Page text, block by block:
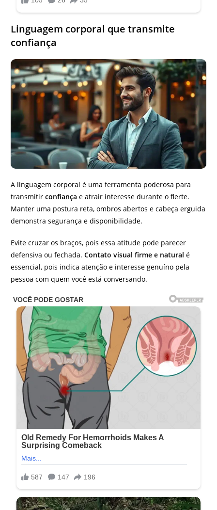
Linguagem corporal que transmite
confiança
A linguagem corporal é uma ferramenta poderosa para
transmitirconfiança e atrair interesse durante o flerte.
Manter uma postura reta, ombros abertos e cabeça erguida
demonstra segurança e disponibilidade.
Evite cruzar os braços, pois essa atitude pode parecer
defensiva ou fechada.Contato visual firme e natural é
essencial, pois indica atenção e interesse genuíno pela
pessoa com quem você está conversando.